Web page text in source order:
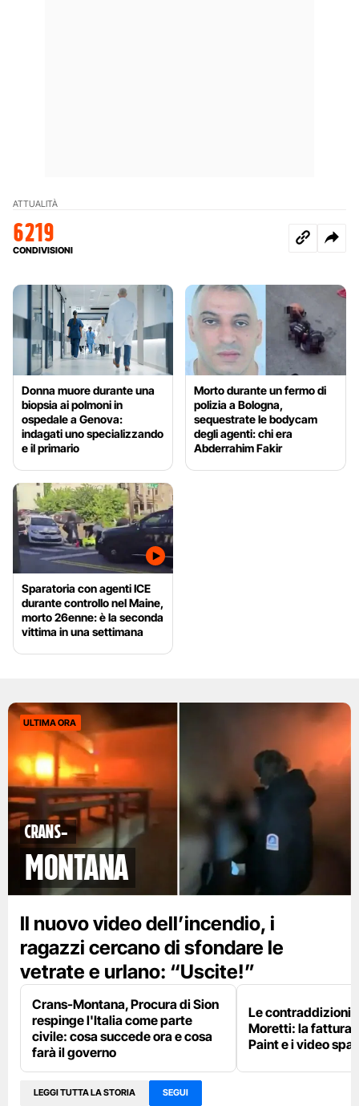
ATTUALITÀ
6219
CONDIVISIONI
Donna muore durante una
biopsia ai polmoni in
ospedale a Genova:
indagati uno specializzando
e il primario
Morto durante un fermo di
polizia a Bologna,
sequestrate le bodycam
degli agenti: chi era
Abderrahim Fakir
Sparatoria con agenti ICE
durante controllo nel Maine,
morto 26enne: è la seconda
vittima in una settimana
ULTIMA ORA
Crans-
Montana
Il nuovo video dell’incendio, i
ragazzi cercano di sfondare le
vetrate e urlano: “Uscite!”
Crans-Montana, Procura di Sion
respinge l'Italia come parte
civile: cosa succede ora e cosa
farà il governo
Le contraddizioni
Moretti: la fattura
Paint e i video
LEGGI TUTTA LA STORIA SEGUI